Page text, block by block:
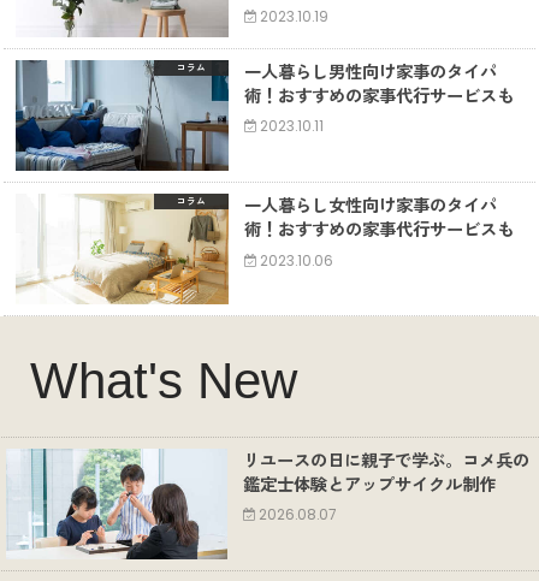
2023.10.19
コラム
一人暮らし男性向け家事のタイパ
術！おすすめの家事代行サービスも
2023.10.11
コラム
一人暮らし女性向け家事のタイパ
術！おすすめの家事代行サービスも
2023.10.06
What's New
リユースの日に親子で学ぶ。コメ兵の
鑑定士体験とアップサイクル制作
2026.08.07